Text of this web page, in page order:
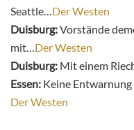
Seattle…Der Westen
Duisburg:Vorstände
mit…Der Westen
Duisburg: Mit einem
Essen: Keine
Der Westen